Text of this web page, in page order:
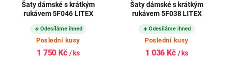
Šaty dámské s krátkým
rukávem 5F046 LITEX
Odesíláme ihned
Poslední kusy
1 750 Kč / ks
Šaty dámské s krátkým
rukávem 5F038 LITEX
Odesíláme ihned
Poslední kusy
1 036 Kč / ks